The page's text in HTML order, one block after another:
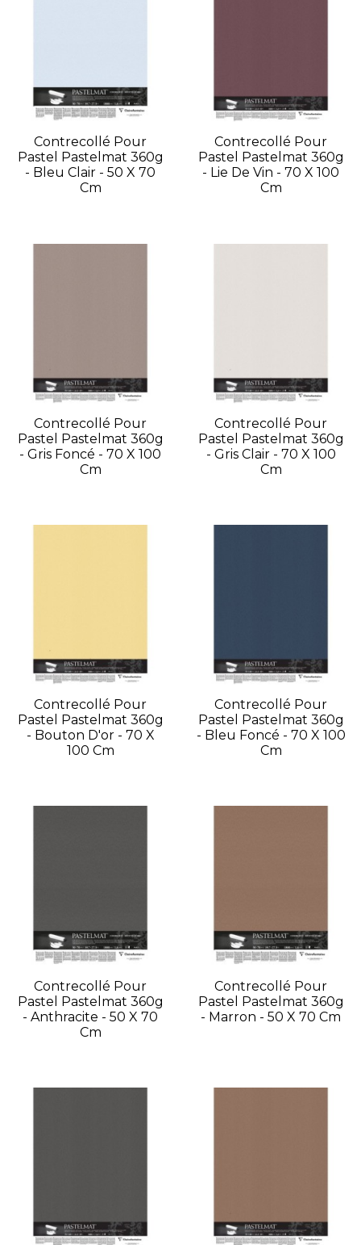
Contrecollé Pour
Pastel Pastelmat 360g
- Bleu Clair - 50 X 70
Cm
Contrecollé Pour
Pastel Pastelmat 360g
- Lie De Vin - 70 X 100
Cm
Contrecollé Pour
Pastel Pastelmat 360g
- Gris Foncé - 70 X 100
Cm
Contrecollé Pour
Pastel Pastelmat 360g
- Gris Clair - 70 X 100
Cm
Contrecollé Pour
Pastel Pastelmat 360g
- Bouton D'or - 70 X
100 Cm
Contrecollé Pour
Pastel Pastelmat 360g
- Bleu Foncé - 70 X 100
Cm
Contrecollé Pour
Pastel Pastelmat 360g
- Anthracite - 50 X 70
Cm
Contrecollé Pour
Pastel Pastelmat 360g
- Marron - 50 X 70 Cm